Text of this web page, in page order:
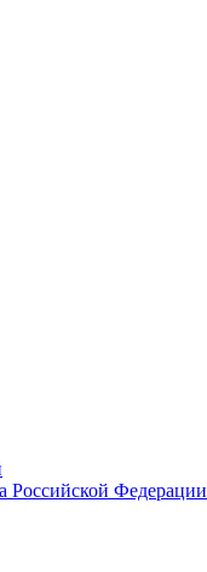
Российской Федерации